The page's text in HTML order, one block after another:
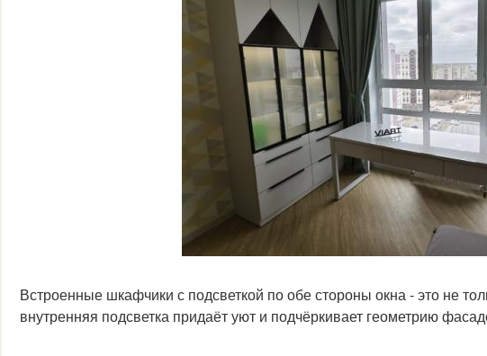
Встроенные шкафчики с подсветкой по обе стороны окна - это не
внутренняя подсветка придаёт уют и подчёркивает геометрию